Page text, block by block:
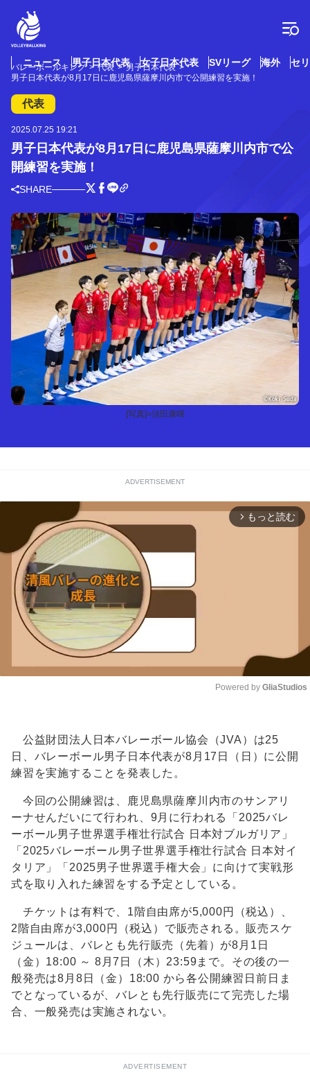
ニュース 男子日本代表 女子日本代表 SVリーグ 海外 セ
バレーボールキング 代表
男子日本代表
男子日本代表が8月17日に鹿児島県薩摩川内市で公開練習を実施！
代表
2025.07.25 19:21
男子日本代表が8月17日に鹿児島県薩摩川内市で公
開練習を実施！
SHARE
[写真]=須田康暉
ADVERTISEMENT
arrow_forward_ios もっと読む
Powered by GliaStudios
公益財団法人日本バレーボール協会（JVA）は25
日、バレーボール男子日本代表が8月17日（日）に公開
練習を実施することを発表した。
今回の公開練習は、鹿児島県薩摩川内市のサンアリ
ーナせんだいにて行われ、9月に行われる「2025バレ
ーボール男子世界選手権壮行試合 日本対ブルガリア」
「2025バレーボール男子世界選手権壮行試合 日本対イ
タリア」「2025男子世界選手権大会」に向けて実戦形
式を取り入れた練習をする予定としている。
チケットは有料で、1階自由席が5,000円（税込）、
2階自由席が3,000円（税込）で販売される。販売スケ
ジュールは、バレとも先行販売（先着）が8月1日
（金）18:00 ～ 8月7日（木）23:59まで。その後の一
般発売は8月8日（金）18:00 から各公開練習日前日ま
でとなっているが、バレとも先行販売にて完売した場
合、一般発売は実施されない。
ADVERTISEMENT